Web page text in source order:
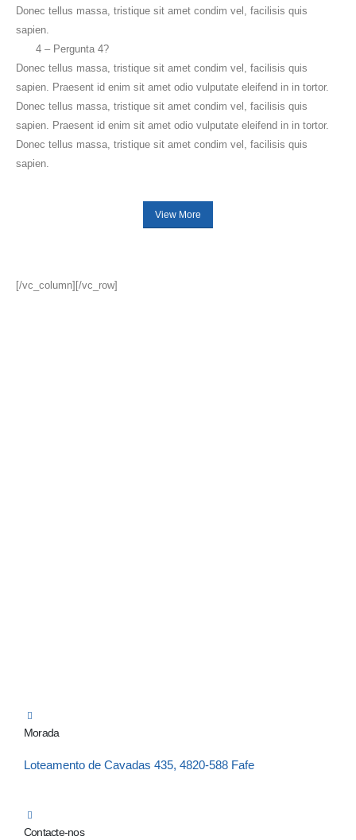
Donec tellus massa, tristique sit amet condim vel, facilisis quis
sapien.
4 – Pergunta 4?
Donec tellus massa, tristique sit amet condim vel, facilisis quis
sapien. Praesent id enim sit amet odio vulputate eleifend in in tortor.
Donec tellus massa, tristique sit amet condim vel, facilisis quis
sapien. Praesent id enim sit amet odio vulputate eleifend in in tortor.
Donec tellus massa, tristique sit amet condim vel, facilisis quis
sapien.
View More
[/vc_column][/vc_row]
Morada
Loteamento de Cavadas 435, 4820-588 Fafe
Contacte-nos